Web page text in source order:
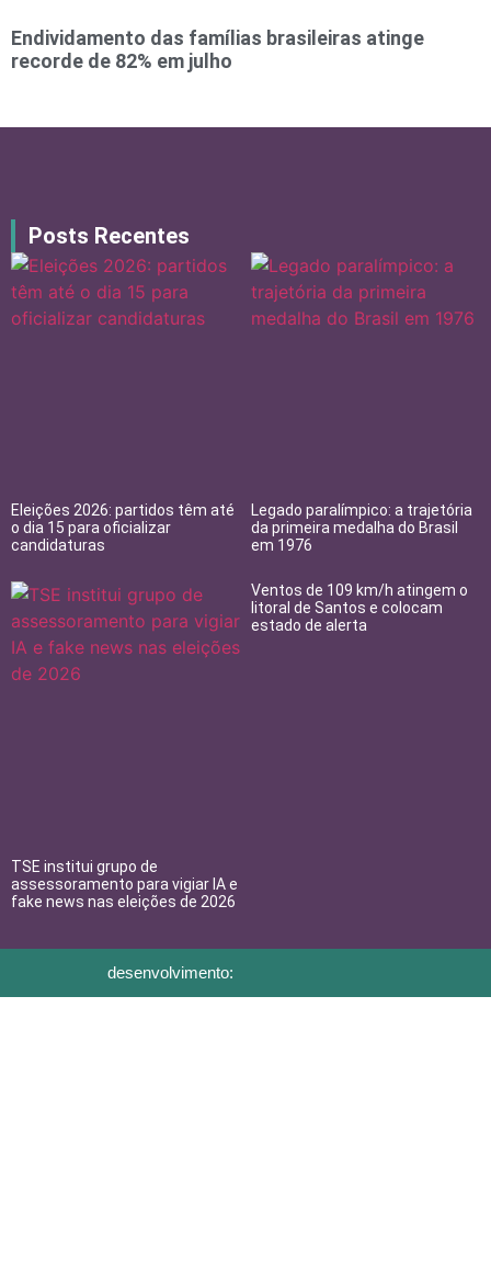
Endividamento das famílias brasileiras atinge
recorde de 82% em julho
Posts Recentes
Eleições 2026: partidos têm até
o dia 15 para oficializar
candidaturas
Legado paralímpico: a trajetória
da primeira medalha do Brasil
em 1976
TSE institui grupo de
assessoramento para vigiar IA e
fake news nas eleições de 2026
Ventos de 109 km/h atingem o
litoral de Santos e colocam
estado de alerta
desenvolvimento: